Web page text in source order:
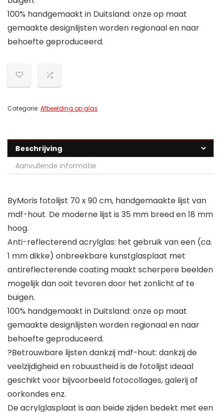
100% handgemaakt in Duitsland: onze op maat
gemaakte designlijsten worden regionaal en naar
behoefte geproduceerd.
Categorie: Afbeelding op glas
Beschrijving
Aanvullende informatie
ByMoris fotolijst 70 x 90 cm, handgemaakte lijst van
mdf-hout. De moderne lijst is 35 mm breed en 18 mm
hoog.
Anti-reflecterend acrylglas: het gebruik van een (ca.
1 mm dikke) onbreekbare kunstglasplaat met
antireflecterende coating maakt scherpere beelden
mogelijk dan ooit tevoren door het zonlicht af te
buigen.
100% handgemaakt in Duitsland: onze op maat
gemaakte designlijsten worden regionaal en naar
behoefte geproduceerd.
?Betrouwbare lijsten dankzij mdf-hout: dankzij de
veelzijdigheid en robuustheid is de fotolijst ideaal
geschikt voor bijvoorbeeld fotocollages, galerij of
oorkondes enz.
De acrylglasplaat is aan beide zijden bedekt met een